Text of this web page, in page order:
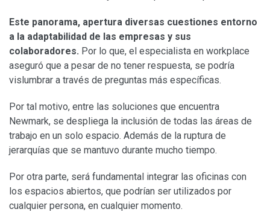
Este panorama, apertura diversas cuestiones entorno
a la adaptabilidad de las empresas y sus
colaboradores. Por lo que, el especialista en workplace
aseguró que a pesar de no tener respuesta, se podría
vislumbrar a través de preguntas más específicas.
Por tal motivo, entre las soluciones que encuentra
Newmark, se despliega la inclusión de todas las áreas de
trabajo en un solo espacio. Además de la ruptura de
jerarquías que se mantuvo durante mucho tiempo.
Por otra parte, será fundamental integrar las oficinas con
los espacios abiertos, que podrían ser utilizados por
cualquier persona, en cualquier momento.